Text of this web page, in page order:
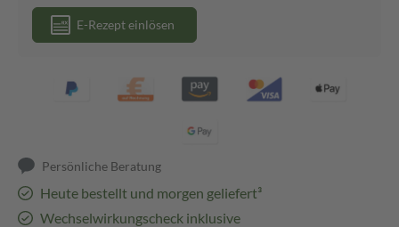
E-Rezept einlösen
Persönliche Beratung
Heute bestellt und morgen geliefert³
Wechselwirkungscheck inklusive